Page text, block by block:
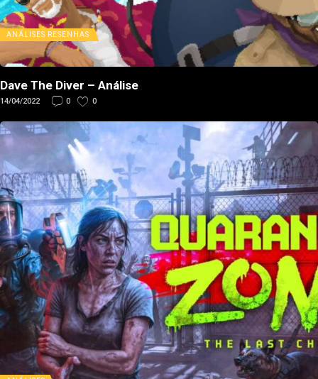
ANÁLISES RESENHAS
Dave The Diver – Análise
14/04/2022 0 0